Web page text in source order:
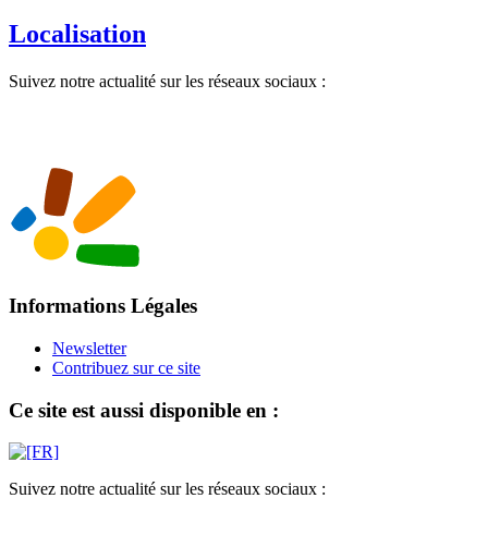
Localisation
Suivez notre actualité sur les réseaux sociaux :
Informations Légales
Newsletter
Contribuez sur ce site
Ce site est aussi disponible en :
Suivez notre actualité sur les réseaux sociaux :